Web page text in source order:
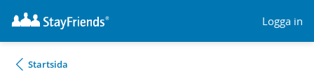
Logga in
Startsida